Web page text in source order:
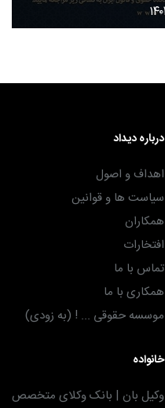
درباره دیداد
اهداف و اصول
سیاست ها و قوانین
همکاران
افتخارات
تماس با ما
همکاری با ما
موسسه حقوقی ... ! (به زودی)
خانواده
وکیل بان | بانک وکلای متخصص